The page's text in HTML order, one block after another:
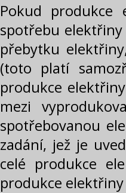
Pokud produkce
spotřebu
přebytku
(toto platí
produkce
mezi
spotřebovanou
zadání, jež je
celé produkce
produkce